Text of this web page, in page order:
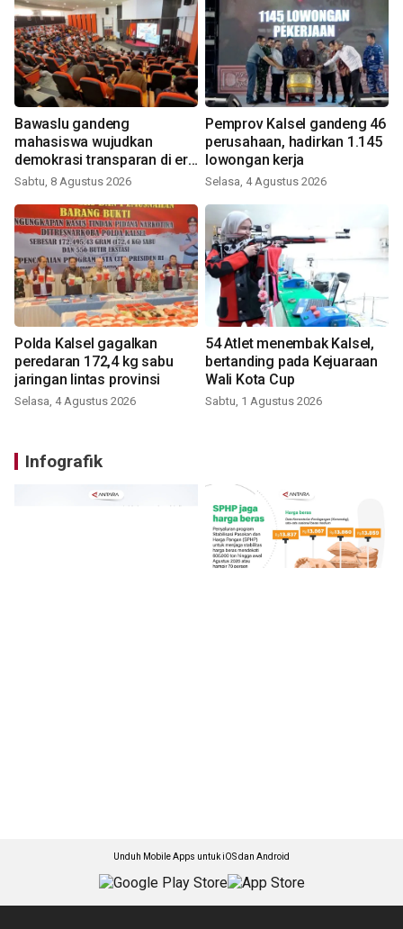
Bawaslu gandeng
mahasiswa wujudkan
demokrasi transparan di era
digital
Sabtu, 8 Agustus 2026
Pemprov Kalsel gandeng 46
perusahaan, hadirkan 1.145
lowongan kerja
Selasa, 4 Agustus 2026
Polda Kalsel gagalkan
peredaran 172,4 kg sabu
jaringan lintas provinsi
Selasa, 4 Agustus 2026
54 Atlet menembak Kalsel,
bertanding pada Kejuaraan
Wali Kota Cup
Sabtu, 1 Agustus 2026
Infografik
Unduh Mobile Apps untuk iOS dan Android